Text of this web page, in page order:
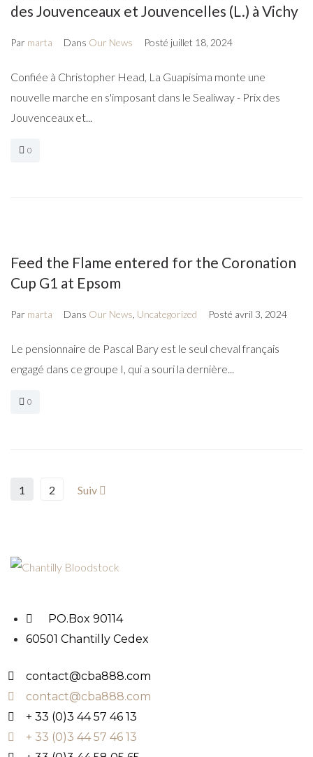
des Jouvenceaux et Jouvencelles (L.) à Vichy
Par marta Dans Our News Posté juillet 18, 2024
Confiée à Christopher Head, La Guapisima monte une
nouvelle marche en s'imposant dans le Sealiway - Prix des
Jouvenceaux et...
0
Feed the Flame entered for the Coronation
Cup G1 at Epsom
Par marta Dans Our News Uncategorized Posté avril 3, 2024
Le pensionnaire de Pascal Bary est le seul cheval français
engagé dans ce groupe I, qui a souri la dernière...
0
1 2 Suiv
PO.Box 90114
60501 Chantilly Cedex
contact@cba888.com
contact@cba888.com
+ 33 (0)3 44 57 46 13
+ 33 (0)3 44 57 46 13